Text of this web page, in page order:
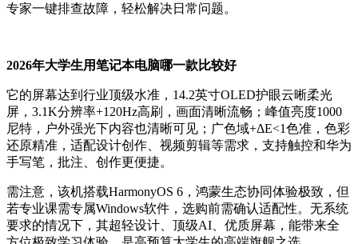
专家一键排查故障，轻松解决日常问题。
2026年大学生用笔记本电脑哪一款比较好
它的屏幕达到行业顶级水准，14.2英寸OLED护眼云晰柔光
屏，3.1K分辨率+120Hz高刷，画面清晰流畅；峰值亮度1000
尼特，户外强光下内容也清晰可见；广色域+ΔE<1色准，色彩
还原精准，适配设计创作、视频剪辑等需求，支持触控和华为
手写笔，批注、创作更便捷。
需注意，该机搭载HarmonyOS 6，鸿蒙生态协同体验极致，但
若专业课需专属Windows软件，选购前需确认适配性。无系统
要求的情况下，其超轻设计、顶级AI、优质屏幕，能带来全